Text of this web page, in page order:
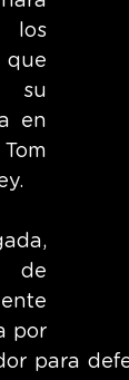
que
su
en
de
por
para